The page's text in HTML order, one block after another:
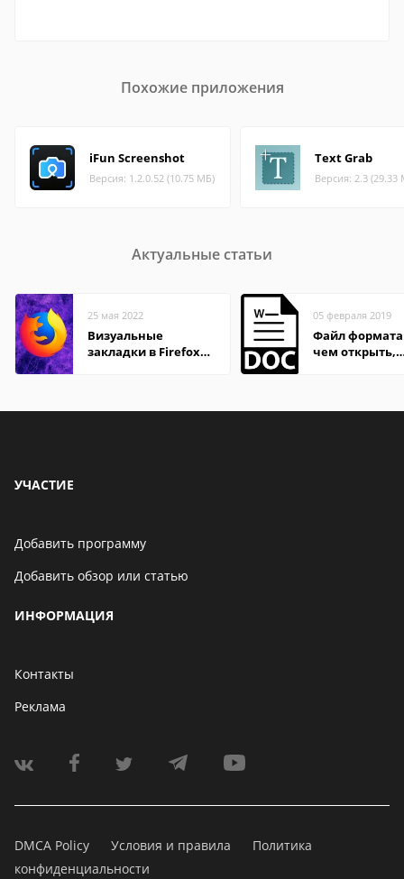
Похожие приложения
iFun Screenshot
Версия: 1.2.0.52 (10.75 МБ)
Text Grab
Версия: 2.3 (29.33
Актуальные статьи
25 мая 2022
Визуальные
закладки в Firefox
05 февраля 2019
Файл формата
чем открыть,
УЧАСТИЕ
Добавить программу
Добавить обзор или статью
ИНФОРМАЦИЯ
Контакты
Реклама
DMCA Policy Условия и правила
Политика
конфиденциальности